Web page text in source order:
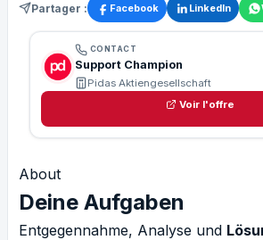
Partager : Facebook LinkedIn
CONTACT
Support Champion
Pidas Aktiengesellschaft
Voir l'offre
About
Deine Aufgaben
Entgegennahme, Analyse und